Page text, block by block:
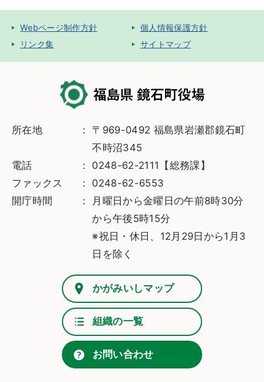
Webページ制作方針
個人情報保護方針
リンク集
サイトマップ
所在地
〒969-0492 福島県岩瀬郡鏡石町
不時沼345
電話
0248-62-2111【総務課】
ファックス
0248-62-6553
開庁時間
月曜日から金曜日の午前8時30分
から午後5時15分
※祝日・休日、12月29日から1月3
日を除く
かがみいしマップ
組織の一覧
お問い合わせ